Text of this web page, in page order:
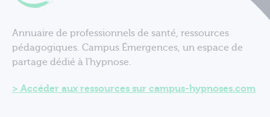
Annuaire de professionnels de santé, ressources
pédagogiques. Campus Émergences, un espace de
partage dédié à l'hypnose.
Accéder aux ressources sur campus-hypnoses.com